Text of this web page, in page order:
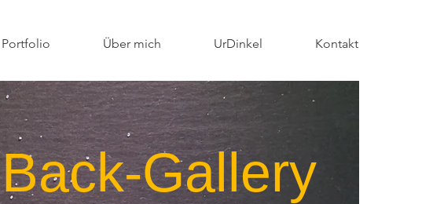
Portfolio Über mich UrDinkel Kontakt
Back-Gallery